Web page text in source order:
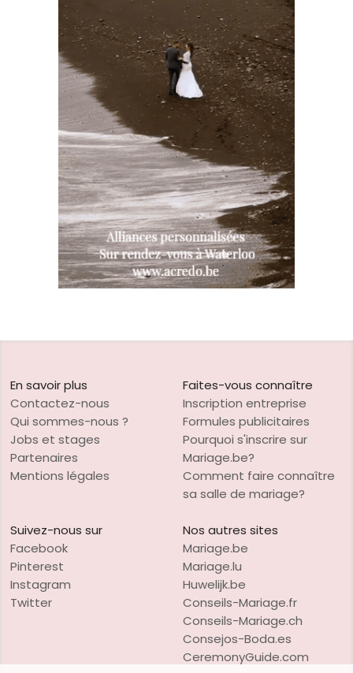
En savoir plus
Contactez-nous
Qui sommes-nous ?
Jobs et stages
Partenaires
Mentions légales
Faites-vous connaître
Inscription entreprise
Formules publicitaires
Pourquoi s'inscrire sur
Mariage.be?
Comment faire connaître
sa salle de mariage?
Suivez-nous sur
Facebook
Pinterest
Instagram
Twitter
Nos autres sites
Mariage.be
Mariage.lu
Huwelijk.be
Conseils-Mariage.fr
Conseils-Mariage.ch
Consejos-Boda.es
CeremonyGuide.com